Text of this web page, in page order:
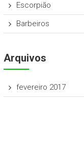
Escorpião
Barbeiros
Arquivos
fevereiro 2017